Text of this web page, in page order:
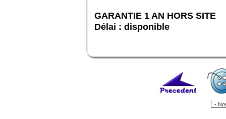
GARANTIE 1 AN HORS SITE
Délai : disponible